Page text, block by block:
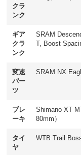
クラ
ンク
ギア
クラ
ンク
SRAM
T, Boost
変速
パー
ツ
SRAM NX
ブレ
ーキ
Shimano XT
80mm）
タイ
ヤ
WTB Trail